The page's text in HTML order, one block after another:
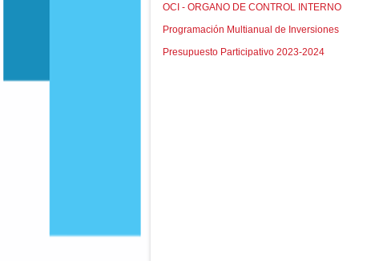
OCI - ORGANO DE CONTROL INTERNO
Programación Multianual de Inversiones
Presupuesto Participativo 2023-2024